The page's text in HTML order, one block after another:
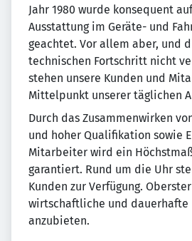
Jahr 1980 wurde konsequent
Ausstattung im Geräte- und
geachtet. Vor allem aber, und
technischen Fortschritt nicht
stehen unsere Kunden und
Mittelpunkt unserer täglichen
Durch das Zusammenwirken
und hoher Qualifikation sowie
Mitarbeiter wird ein
garantiert. Rund um die Uhr
Kunden zur Verfügung.
wirtschaftliche und dauerhafte
anzubieten.